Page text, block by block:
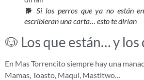
🐕 Si los perros que ya no están
escribieran una carta… esto te dirían
🐶 Los que están… y los
En Mas Torrencito siempre hay una
Mamas, Toasto, Maqui, Mastitwo…